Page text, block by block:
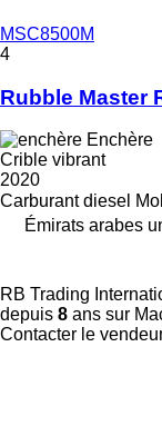
MSC8500M
4
Rubble Master
Enchère
Crible vibrant
2020
Carburant diesel
Émirats arabes
RB Trading
depuis 8 ans sur
Contacter le